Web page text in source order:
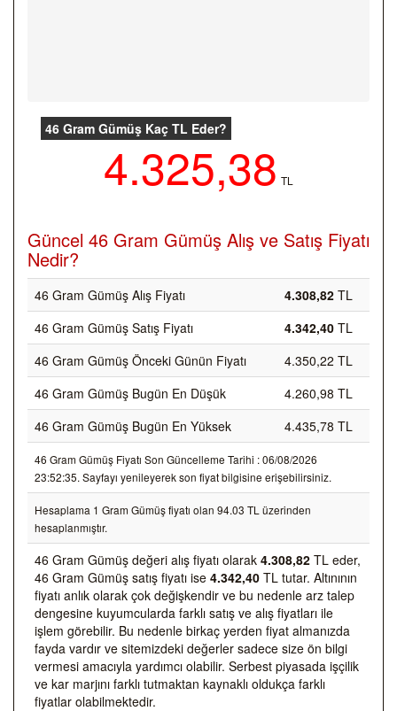
46 Gram Gümüş Kaç TL Eder?
4.325,38 TL
Güncel 46 Gram Gümüş Alış ve Satış Fiyatı
Nedir?
46 Gram Gümüş Alış Fiyatı 4.308,82 TL
46 Gram Gümüş Satış Fiyatı
4.342,40 TL
46 Gram Gümüş Önceki Günün Fiyatı
4.350,22 TL
46 Gram Gümüş Bugün En Düşük
4.260,98 TL
46 Gram Gümüş Bugün En Yüksek
4.435,78 TL
46 Gram Gümüş Fiyatı Son Güncelleme Tarihi : 06/08/2026
23:52:35. Sayfayı yenileyerek son fiyat bilgisine erişebilirsiniz.
Hesaplama 1 Gram Gümüş fiyatı olan 94.03 TL üzerinden
hesaplanmıştır.
46 Gram Gümüş değeri alış fiyatı olarak 4.308,82 TL eder,
46 Gram Gümüş satış fiyatı ise 4.342,40 TL tutar. Altınının
fiyatı anlık olarak çok değişkendir ve bu nedenle arz talep
dengesine kuyumcularda farklı satış ve alış fiyatları ile
işlem görebilir. Bu nedenle birkaç yerden fiyat almanızda
fayda vardır ve sitemizdeki değerler sadece size ön bilgi
vermesi amacıyla yardımcı olabilir. Serbest piyasada işçilik
ve kar marjını farklı tutmaktan kaynaklı oldukça farklı
fiyatlar olabilmektedir.